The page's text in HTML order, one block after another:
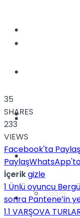
Yaşam
Sağlık
Dünya
Türkiye
Müzik
35
SHARES
233
VIEWS
Facebook'ta Paylaş
Paylaş
İçerikgizle
1 Ünlü oyuncu
sonra Pantene’in
1.1 VARŞOVA